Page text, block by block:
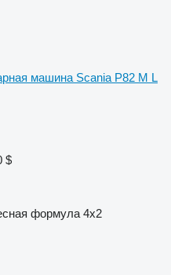
машина Scania P82 M L
$
формула 4x2